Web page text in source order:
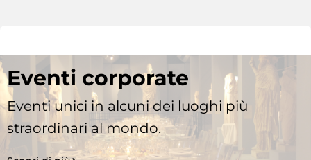
Eventi corporate
Eventi unici in alcuni dei luoghi più
straordinari al mondo.